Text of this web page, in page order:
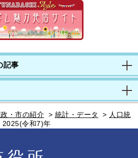
記事
・市の紹介 > 統計・データ > 人口統
令和7)年